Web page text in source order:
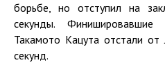
борьбе, но отступил на
секунды.
Такамото Кацута отстали
секунд.